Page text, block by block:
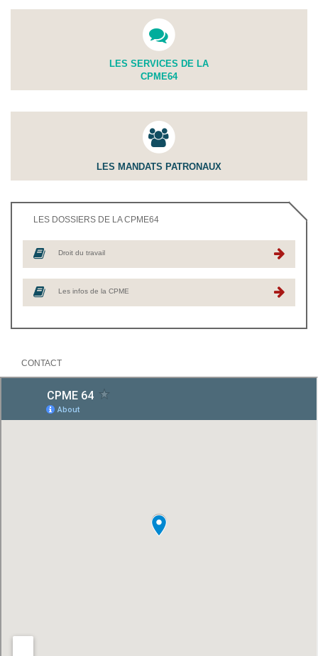
LES SERVICES DE LA
CPME64
LES MANDATS PATRONAUX
LES DOSSIERS DE LA CPME64
Droit du travail
Les infos de la CPME
CONTACT